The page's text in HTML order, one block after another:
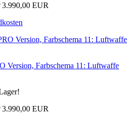
EUR
Version, Farbschema 11: Luftwaffe
EUR